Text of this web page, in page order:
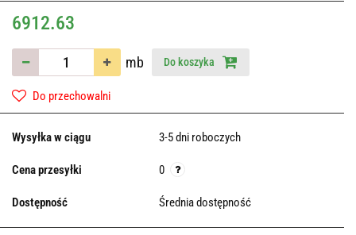
6912.63
mb Do koszyka
Do przechowalni
Wysyłka w ciągu 3-5 dni roboczych
Cena przesyłki 0
Dostępność Średnia dostępność